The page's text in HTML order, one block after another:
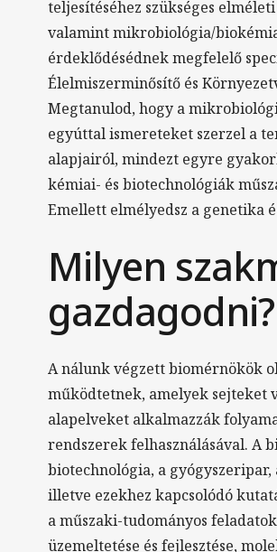
teljesítéséhez szükséges
valamint mikrobiológia/
érdeklődésédnek megfelelő
Élelmiszerminősítő és
Megtanulod, hogy a
egyúttal ismereteket szerzel a
alapjairól, mindezt egyre
kémiai- és biotechnológiák
Emellett elmélyedsz a genetika
Milyen
gazdagodni?
A nálunk végzett biomérnökök
működtetnek, amelyek sejteket
alapelveket alkalmazzák
rendszerek felhasználásával. A
biotechnológia, a
illetve ezekhez kapcsolódó
a műszaki-tudományos
üzemeltetése és fejlesztése,